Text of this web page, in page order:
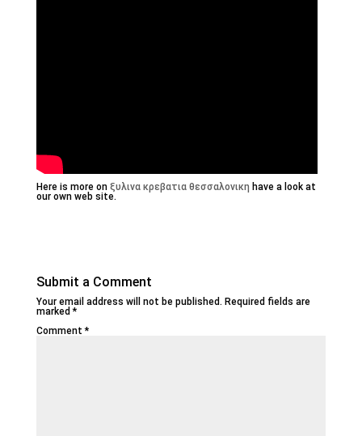
Here is more on ξυλινα κρεβατια θεσσαλονικη have a look at
our own web site.
Submit a Comment
Your email address will not be published. Required fields are
marked*
Comment*